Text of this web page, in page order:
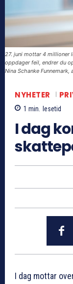
27. juni mottar 4 millioner
oppdager feil, endrer du
Nina Schanke
NYHETER
1 min. lesetid
I dag
I dag mottar